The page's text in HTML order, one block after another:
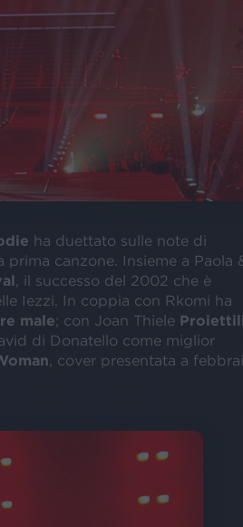
ha duettato sulle note di
prima canzone. Insieme a Paola
, il successo del 2002 che è
Iezzi. In coppia con Rkomi ha
male; con Joan Thiele
di Donatello come miglior
, cover presentata a